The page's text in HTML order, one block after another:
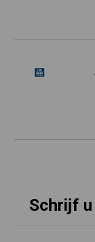
Schrijf